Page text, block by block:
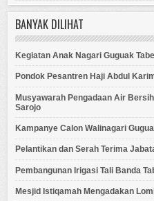
BANYAK DILIHAT
Kegiatan Anak Nagari Guguak
Pondok Pesantren Haji Abdul
Musyawarah Pengadaan Air
Sarojo
Kampanye Calon Walinagari
Pelantikan dan Serah Terima
Pembangunan Irigasi Tali Banda
Mesjid Istiqamah Mengadakan